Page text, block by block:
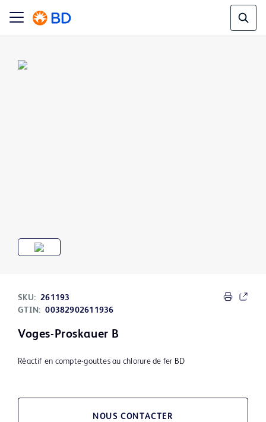
SKU: 261193
GTIN: 00382902611936
Voges-Proskauer B
Réactif en compte-gouttes au chlorure de fer BD
NOUS CONTACTER